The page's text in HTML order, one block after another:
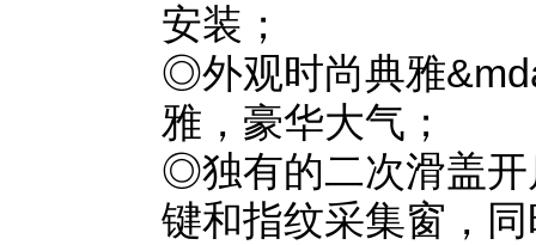
安装；
◎外观时尚典雅
雅，豪华大气；
◎独有的二次滑盖开
键和指纹采集窗，